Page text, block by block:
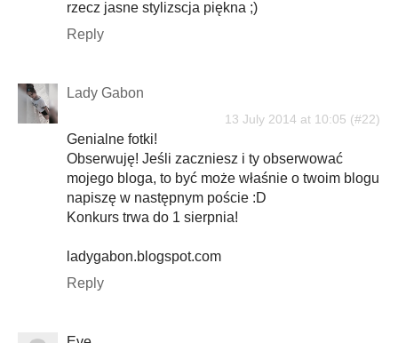
rzecz jasne stylizscja piękna ;)
Reply
Lady Gabon
13 July 2014 at 10:05
Genialne fotki!
Obserwuję! Jeśli zaczniesz i ty obserwować
mojego bloga, to być może właśnie o twoim blogu
napiszę w następnym poście :D
Konkurs trwa do 1 sierpnia!
ladygabon.blogspot.com
Reply